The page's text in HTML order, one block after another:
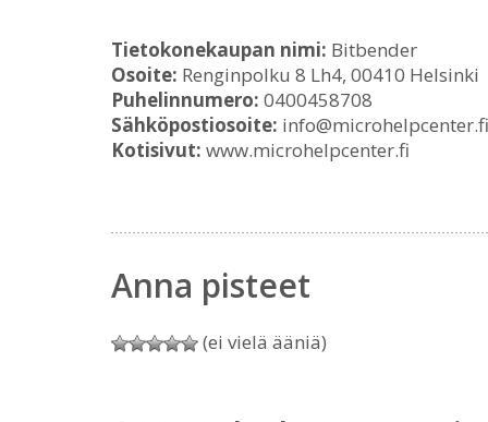
Tietokonekaupan nimi: Bitbender
Osoite: Renginpolku 8 Lh4, 00410 Helsinki
Puhelinnumero: 0400458708
Sähköpostiosoite: info@microhelpcenter.fi
Kotisivut: www.microhelpcenter.fi
Anna pisteet
(ei vielä ääniä)